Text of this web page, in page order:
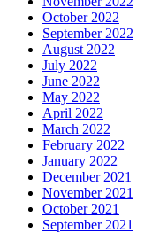
October 2022
September 2022
August 2022
July 2022
June 2022
May 2022
April 2022
March 2022
February 2022
January 2022
December 2021
November 2021
October 2021
September 2021